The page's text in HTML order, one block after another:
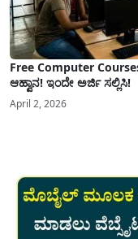
Free Computer
ಆಹ್ವಾನ! ಇಂದೇ ಅರ್ಜಿ ಸಲ್ಲಿಸಿ!
April 2, 2026